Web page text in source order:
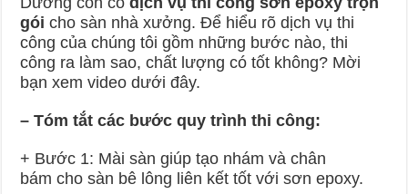
gói cho sàn nhà xưởng. Để hiểu rõ dịch vụ thi
công của chúng tôi gồm những bước nào, thi
công ra làm sao, chất lượng có tốt không? Mời
bạn xem video dưới đây.
– Tóm tắt các bước quy trình thi công:
+ Bước 1: Mài sàn giúp tạo nhám và chân
bám cho sàn bê lông liên kết tốt với sơn epoxy.